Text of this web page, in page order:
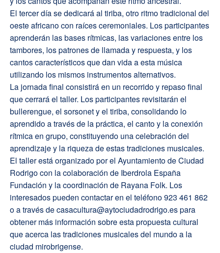
El tercer día se dedicará al tiriba, otro ritmo tradicional del
oeste africano con raíces ceremoniales. Los participantes
aprenderán las bases rítmicas, las variaciones entre los
tambores, los patrones de llamada y respuesta, y los
cantos característicos que dan vida a esta música
utilizando los mismos instrumentos alternativos.
La jornada final consistirá en un recorrido y repaso final
que cerrará el taller. Los participantes revisitarán el
bullerengue, el sorsonet y el tiriba, consolidando lo
aprendido a través de la práctica, el canto y la conexión
rítmica en grupo, constituyendo una celebración del
aprendizaje y la riqueza de estas tradiciones musicales.
El taller está organizado por el Ayuntamiento de Ciudad
Rodrigo con la colaboración de Iberdrola España
Fundación y la coordinación de Rayana Folk. Los
interesados pueden contactar en el teléfono 923 461 862
o a través de casacultura@aytociudadrodrigo.es para
obtener más información sobre esta propuesta cultural
que acerca las tradiciones musicales del mundo a la
ciudad mirobrigense.